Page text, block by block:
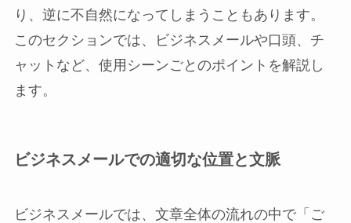
り、逆に不自然になってしまうこともあります。
このセクションでは、ビジネスメールや口頭、チ
ャットなど、使用シーンごとのポイントを解説し
ます。
ビジネスメールでの適切な位置と文脈
ビジネスメールでは、文章全体の流れの中で「ご